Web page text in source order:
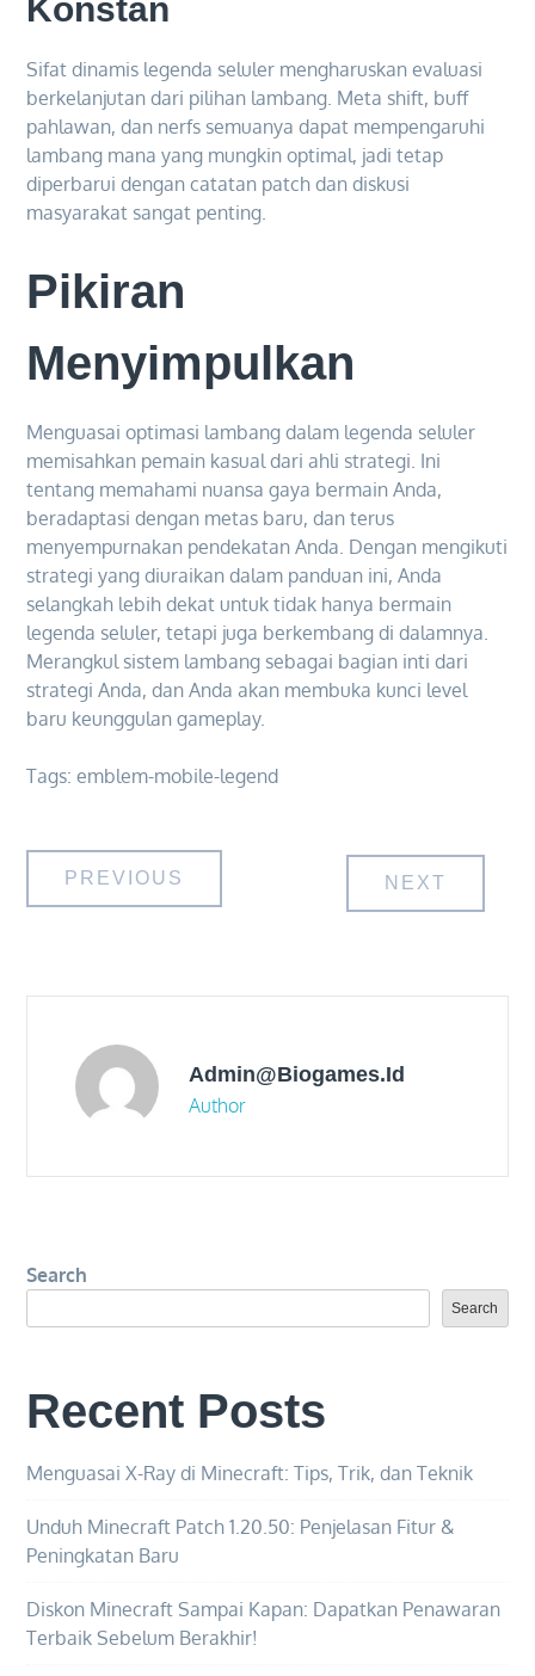
Konstan
Sifat dinamis legenda seluler mengharuskan evaluasi
berkelanjutan dari pilihan lambang. Meta shift, buff
pahlawan, dan nerfs semuanya dapat mempengaruhi
lambang mana yang mungkin optimal, jadi tetap
diperbarui dengan catatan patch dan diskusi
masyarakat sangat penting.
Pikiran
Menyimpulkan
Menguasai optimasi lambang dalam legenda seluler
memisahkan pemain kasual dari ahli strategi. Ini
tentang memahami nuansa gaya bermain Anda,
beradaptasi dengan metas baru, dan terus
menyempurnakan pendekatan Anda. Dengan mengikuti
strategi yang diuraikan dalam panduan ini, Anda
selangkah lebih dekat untuk tidak hanya bermain
legenda seluler, tetapi juga berkembang di dalamnya.
Merangkul sistem lambang sebagai bagian inti dari
strategi Anda, dan Anda akan membuka kunci level
baru keunggulan gameplay.
Tags:emblem-mobile-legend
Post
PREVIOUS NEXT
Admin@biogames.id
Author
Search
Search
Recent Posts
Menguasai X-Ray di Minecraft: Tips, Trik, dan Teknik
Unduh Minecraft Patch 1.20.50: Penjelasan Fitur &
Peningkatan Baru
Diskon Minecraft Sampai Kapan: Dapatkan Penawaran
Terbaik Sebelum Berakhir!